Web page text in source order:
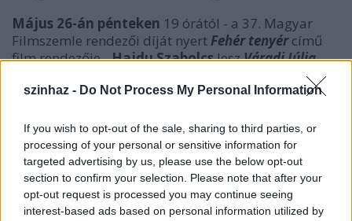
szinhaz - Do Not Process My Personal Information
If you wish to opt-out of the sale, sharing to third parties, or
processing of your personal or sensitive information for
targeted advertising by us, please use the below opt-out
section to confirm your selection. Please note that after your
opt-out request is processed you may continue seeing
interest-based ads based on personal information utilized by
Május 26-án pénteken 19 órától - a 37. Magyar
Filmszemle rendezői díját nyertFehér tenyércímű
film rendezője -Hajdu SzabolcsleszVáradi Júlia
nagyjátékfilmet és több kisfilmet tudhat maga
mögött. 2001-ben elnyerte a legjobb elsőfilmes díjat
Magyar Filmszemlén Macerás ügyekcímű
alkotásával, mely osztatlan sikert aratott mind a
szakma, mind a közönség körében. AkárcsakTamara
című filmje, mely a35 -ik Magyar Filmszemlén